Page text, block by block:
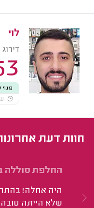
לוי
פנוי
חוות דעת
החלפת סוללה
היה אחלה!
שלא הייתה